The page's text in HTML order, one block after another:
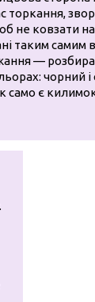
торкання,
не ковзати
таким самим
—
чорний і
само є